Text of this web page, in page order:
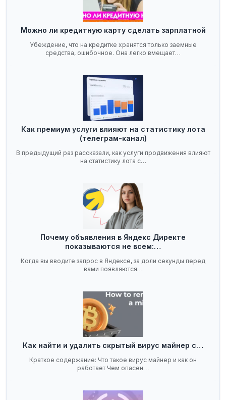
Можно ли кредитную карту сделать зарплатной
Убеждение, что на кредитке хранятся только заемные
средства, ошибочное. Она легко вмещает…
Как премиум услуги влияют на статистику лота
(телеграм-канал)
В предыдущий раз рассказали, как услуги продвижения влияют
на статистику лота с…
Почему объявления в Яндекс Директе
показываются не всем:…
Когда вы вводите запрос в Яндексе, за доли секунды перед
вами появляются…
Как найти и удалить скрытый вирус майнер с…
Краткое содержание: Что такое вирус майнер и как он
работает Чем опасен…